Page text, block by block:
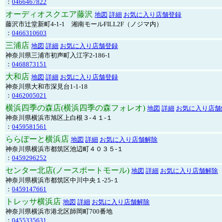
： 0466467822
オーディオスクエア藤沢 地図 詳細 お気に入り店舗登録
藤沢市辻堂新町4-1-1 湘南モールFILL2F（ノジマ内）
： 0466310603
三浦店 地図 詳細 お気に入り店舗登録
神奈川県三浦市初声町入江字2-186-1
： 0468873151
大和店 地図 詳細 お気に入り店舗登録
神奈川県大和市深見台1-1-18
： 0462005021
横浜四季の森店(横浜四季の森フォレオ) 地図 詳細 お気に入り店
神奈川県横浜市旭区上白根３-４１-１
： 0459581561
ららぽーと横浜店 地図 詳細 お気に入り店舗解除
神奈川県横浜市都筑区池辺町４０３５-１
： 0459296252
センター北店(ノースポートモール) 地図 詳細 お気に入り店舗解除
神奈川県横浜市都筑区中川中央１-25-１
： 0459147661
トレッサ横浜店 地図 詳細 お気に入り店舗解除
神奈川県横浜市港北区師岡町700番地
： 0455335631